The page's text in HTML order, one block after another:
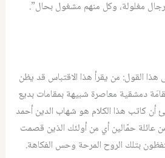
مغلولة، وكل منهم مشغول بحال”.
هذا القول: من يقرأ هذا الاقتباس قد يظن
دمشقية معاصرة شبيهة بمقامات بديع
أن كاتب هذا الكلام هو شهاب الدين أحمد
عائلة حمّالين أي من أولئك الذين قصمت
بتلك الروح المرحة وحس الفكاهة.